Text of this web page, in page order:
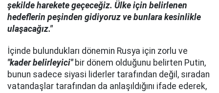
şekilde harekete geçeceğiz. Ülke için belirlenen
hedeflerin peşinden gidiyoruz ve bunlara kesinlikle
ulaşacağız."
İçinde bulundukları dönemin Rusya için zorlu ve
"kader belirleyici"bir dönem olduğunu belirten Putin,
bunun sadece siyasi liderler tarafından değil, sıradan
vatandaşlar tarafından da anlaşıldığını ifade ederek,